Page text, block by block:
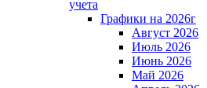
учета
Графики на 2026г
Август 2026
Июль 2026
Июнь 2026
Май 2026